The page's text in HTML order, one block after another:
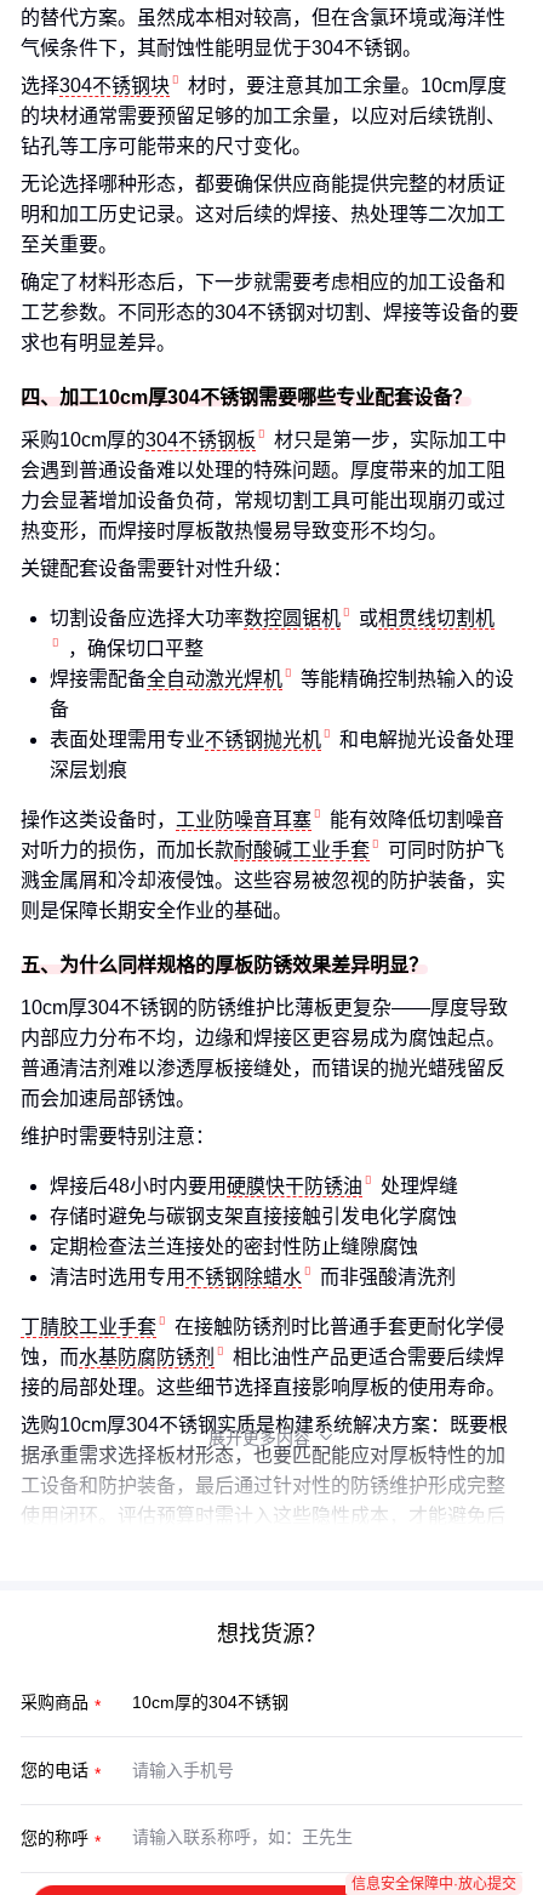
的替代方案。虽然成本相对较高，但在含氯环境或海洋性
气候条件下，其耐蚀性能明显优于304不锈钢。
选择304不锈钢块
材时，要注意其加工余量。10cm厚度
的块材通常需要预留足够的加工余量，以应对后续铣削、
钻孔等工序可能带来的尺寸变化。
无论选择哪种形态，都要确保供应商能提供完整的材质证
明和加工历史记录。这对后续的焊接、热处理等二次加工
至关重要。
确定了材料形态后，下一步就需要考虑相应的加工设备和
工艺参数。不同形态的304不锈钢对切割、焊接等设备的要
求也有明显差异。
四、加工10cm厚304不锈钢需要哪些专业配套设备？
采购10cm厚的304不锈钢板
材只是第一步，实际加工中
会遇到普通设备难以处理的特殊问题。厚度带来的加工阻
力会显著增加设备负荷，常规切割工具可能出现崩刃或过
热变形，而焊接时厚板散热慢易导致变形不均匀。
关键配套设备需要针对性升级：
切割设备应选择大功率数控圆锯机 或相贯线切割机
，确保切口平整
焊接需配备全自动激光焊机
等能精确控制热输入的设
备
表面处理需用专业不锈钢抛光机
和电解抛光设备处理
深层划痕
操作这类设备时， 工业防噪音耳塞
能有效降低切割噪音
对听力的损伤，而加长款耐酸碱工业手套
可同时防护飞
溅金属屑和冷却液侵蚀。这些容易被忽视的防护装备，实
则是保障长期安全作业的基础。
五、为什么同样规格的厚板防锈效果差异明显？
10cm厚304不锈钢的防锈维护比薄板更复杂——厚度导致
内部应力分布不均，边缘和焊接区更容易成为腐蚀起点。
普通清洁剂难以渗透厚板接缝处，而错误的抛光蜡残留反
而会加速局部锈蚀。
维护时需要特别注意：
焊接后48小时内要用硬膜快干防锈油
处理焊缝
存储时避免与碳钢支架直接接触引发电化学腐蚀
定期检查法兰连接处的密封性防止缝隙腐蚀
清洁时选用专用 不锈钢除蜡水 而非强酸清洗剂
丁腈胶工业手套
在接触防锈剂时比普通手套更耐化学侵
蚀，而水基防腐防锈剂
相比油性产品更适合需要后续焊
接的局部处理。这些细节选择直接影响厚板的使用寿命。
选购10cm厚304不锈钢实质是构建系统解决方案：既要根
据承重需求选择板材形态，也要匹配能应对厚板特性的加
工设备和防护装备，最后通过针对性的防锈维护形成完整
使用闭环。评估预算时需计入这些隐性成本，才能避免后
展开更多内容 
想找货源？
采购商品
您的电话
您的称呼
信息安全保障中·放心提交